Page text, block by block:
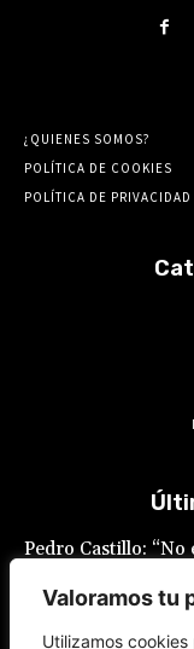
Valoramos tu
Utilizamos
¿QUIENES SOMOS?
POLÍTICA DE COOKIES
POLÍTICA DE PRIVACIDAD
Pedro Castillo: “No
Luis Galarreta